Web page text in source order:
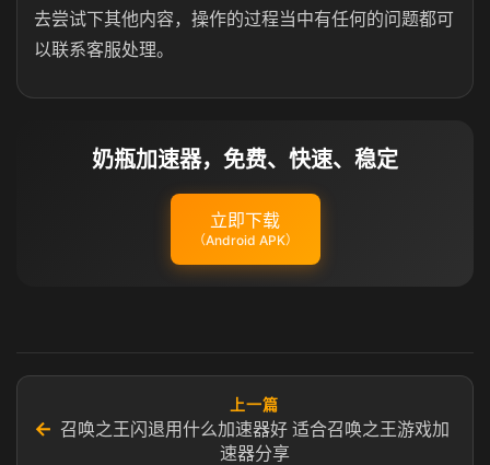
去尝试下其他内容，操作的过程当中有任何的问题都可
以联系客服处理。
奶瓶加速器，免费、快速、稳定
立即下载
（Android APK）
←
上一篇
召唤之王闪退用什么加速器好 适合召唤之王游戏加
速器分享